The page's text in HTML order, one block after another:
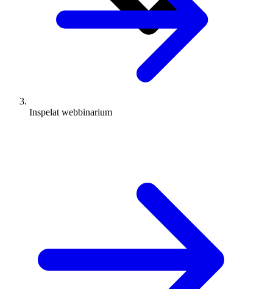
Inspelat webbinarium